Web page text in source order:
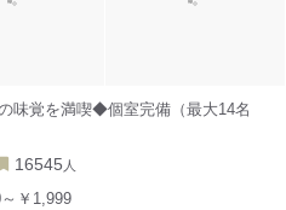
味覚を満喫◆個室完備（最大14名
16545 人
￥1,999